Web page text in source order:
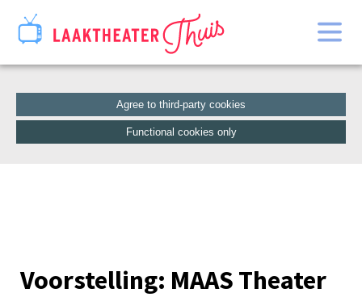
Agree to third-party cookies
Functional cookies only
Catalogue
Voorstelling: MAAS Theater